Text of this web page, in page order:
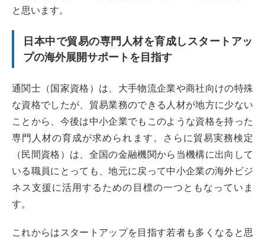
と思います。
日本中で貿易の専門人材を育成しスタートアッ
プの海外展開サポートを目指す
通関士（国家資格）は、大手物流企業や商社向けの特殊
な資格でしたが、貿易業務のできる人材が地方に少ない
ことから、今後は中小企業でもこのような資格を持った
専門人材の育成が求められます。さらに貿易実務検定
（民間資格）は、全国の金融機関から当機構に出向して
いる職員にとっても、地元に戻って中小企業の海外ビジ
ネス支援に活用するための目標の一つともなっていま
す。
これからはスタートアップを目指す若者も多くなると思